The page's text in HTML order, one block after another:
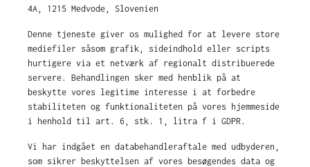
4A, 1215 Medvode, Slovenien
Denne tjeneste giver os mulighed for at levere store
mediefiler såsom grafik, sideindhold eller scripts
hurtigere via et netværk af regionalt distribuerede
servere. Behandlingen sker med henblik på at
beskytte vores legitime interesse i at forbedre
stabiliteten og funktionaliteten på vores hjemmeside
i henhold til art. 6, stk. 1, litra f i GDPR.
Vi har indgået en databehandleraftale med udbyderen,
som sikrer beskyttelsen af vores besøgendes data og